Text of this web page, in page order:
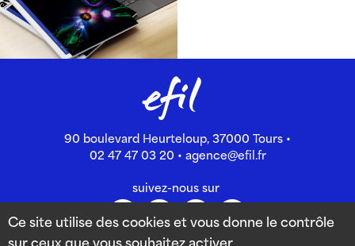
90 boulevard Heurteloup, 37000 Tours •
02 47 47 03 20 • agence@efil.fr
suivez-nous sur
Ce site utilise des cookies et vous donne le contrôle
sur ceux que vous souhaitez activer